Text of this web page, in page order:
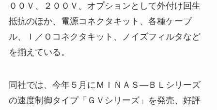
００Ｖ、２００Ｖ。オプションとして外付け回生
抵抗のほか、電源コネクタキット、各種ケーブ
ル、Ｉ／Ｏコネクタキット、ノイズフィルタなど
を揃えている。
同社では、今年５月にＭＩＮＡＳ―ＢＬシリーズ
の速度制御タイプ「ＧＶシリーズ」を発売、好評